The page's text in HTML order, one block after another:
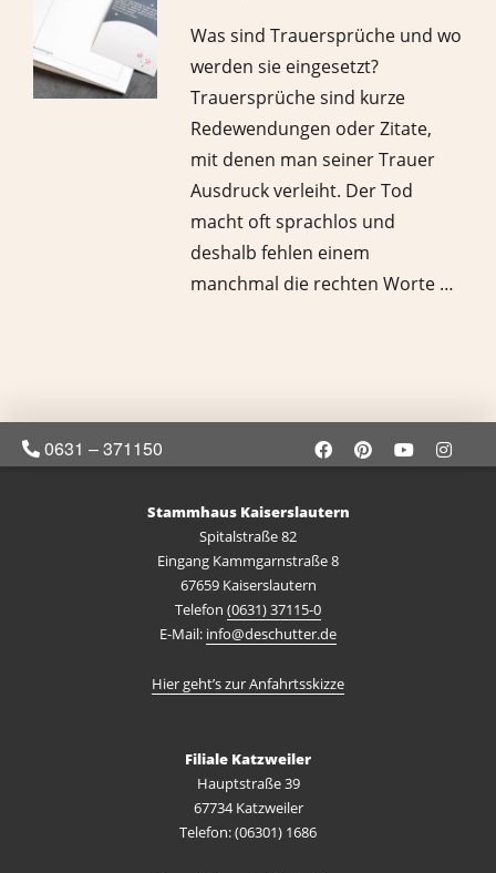
Was sind Trauersprüche und wo
werden sie eingesetzt?
Trauersprüche sind kurze
Redewendungen oder Zitate,
mit denen man seiner Trauer
Ausdruck verleiht. Der Tod
macht oft sprachlos und
deshalb fehlen einem
manchmal die rechten Worte …
0631 – 371150
Stammhaus Kaiserslautern
Spitalstraße 82
Eingang Kammgarnstraße 8
67659 Kaiserslautern
Telefon (0631) 37115-0
E-Mail: info@deschutter.de
Hier geht’s zur Anfahrtsskizze
Filiale Katzweiler
Hauptstraße 39
67734 Katzweiler
Telefon: (06301) 1686